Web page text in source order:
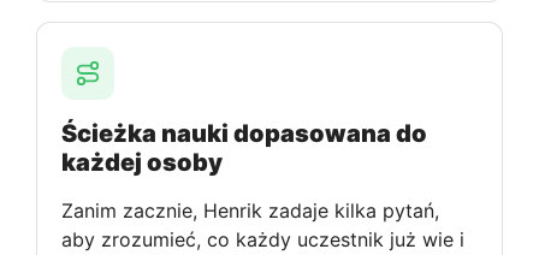
Ścieżka nauki dopasowana do
każdej osoby
Zanim zacznie, Henrik zadaje kilka pytań,
aby zrozumieć, co każdy uczestnik już wie i